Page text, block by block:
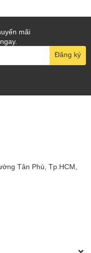
mãi
Đăng ký
Tân Phú, Tp.HCM,